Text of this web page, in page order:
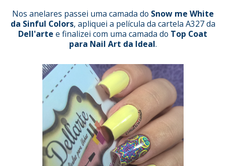
Nos anelares passei uma camada do Snow me White
da Sinful Colors, apliquei a película da cartela A327da
Dell'arte e finalizei com uma camada do Top Coat
para Nail Art da Ideal.